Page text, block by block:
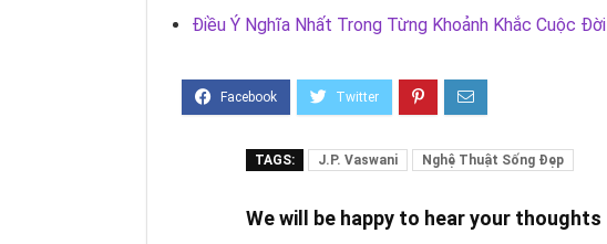
Điều Ý Nghĩa Nhất Trong Từng Khoảnh Khắc Cuộc Đời
TAGS: J.P. Vaswani Nghệ Thuật Sống Đẹp
We will be happy to hear your thoughts